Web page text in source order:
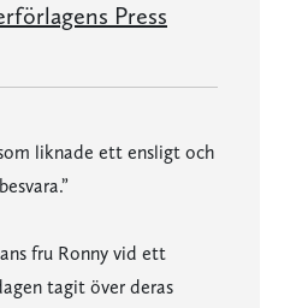
Press
liknade ett ensligt och
fru Ronny vid ett
tagit över deras